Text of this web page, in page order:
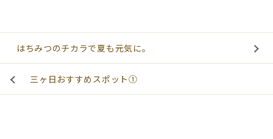
はちみつのチカラで夏も元気に。
三ヶ日おすすめスポット①